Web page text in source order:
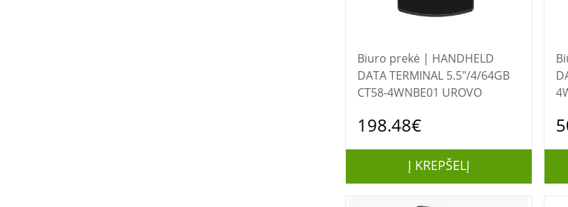
Biuro prekė | HANDHELD
DATA TERMINAL 5.5"/4/64GB
CT58-4WNBE01 UROVO
198.48€
Į KREPŠELĮ